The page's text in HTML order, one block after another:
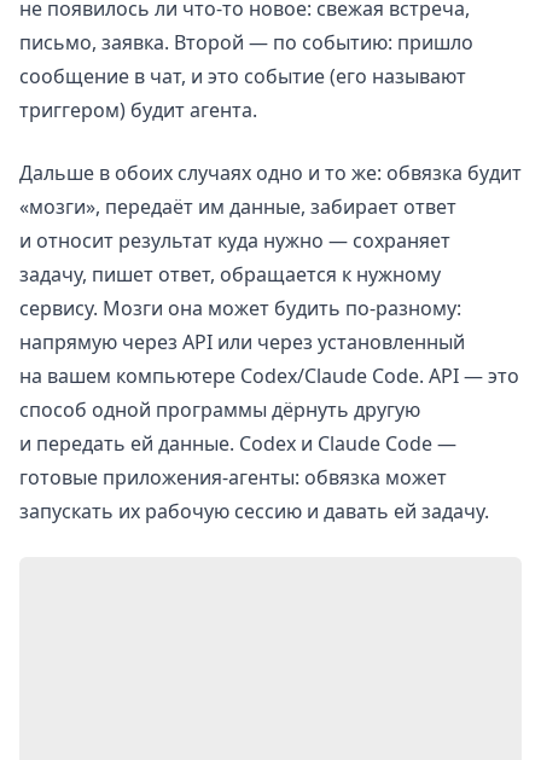
не появилось ли что-то новое: свежая встреча,
письмо, заявка. Второй — по событию: пришло
сообщение в чат, и это событие (его называют
триггером) будит агента.
Дальше в обоих случаях одно и то же: обвязка будит
«мозги», передаёт им данные, забирает ответ
и относит результат куда нужно — сохраняет
задачу, пишет ответ, обращается к нужному
сервису. Мозги она может будить по-разному:
напрямую через API или через установленный
на вашем компьютере Codex/Claude Code. API — это
способ одной программы дёрнуть другую
и передать ей данные. Codex и Claude Code —
готовые приложения-агенты: обвязка может
запускать их рабочую сессию и давать ей задачу.